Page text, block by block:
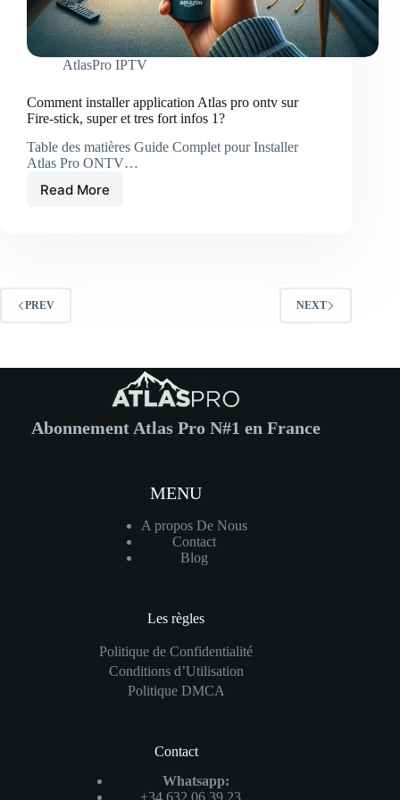
AtlasPro IPTV
Comment installer application Atlas pro ontv sur
Fire-stick, super et tres fort infos 1?
Table des matières Guide Complet pour Installer
Atlas Pro ONTV…
Read More
Comment
et
1?
PREV NEXT
Abonnement Atlas Pro N#1 en France
MENU
A propos De Nous
Contact
Blog
Les règles
Politique de Confidentialité
Conditions d’Utilisation
Politique DMCA
Contact
Whatsapp:
+34 632 06 39 23